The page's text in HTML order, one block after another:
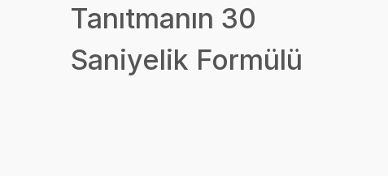
Tanıtmanın 30
Saniyelik Formülü